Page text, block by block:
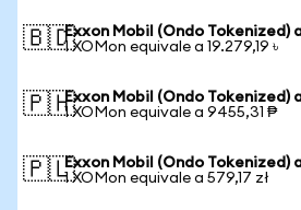
🇧🇩Exxon Mobil (Ondo Tokenized)
1 XOMon equivale a 19.279,19 ৳
🇵🇭Exxon Mobil (Ondo Tokenized)
1 XOMon equivale a 9455,31 ₱
🇵🇱Exxon Mobil (Ondo Tokenized)
1 XOMon equivale a 579,17 zł